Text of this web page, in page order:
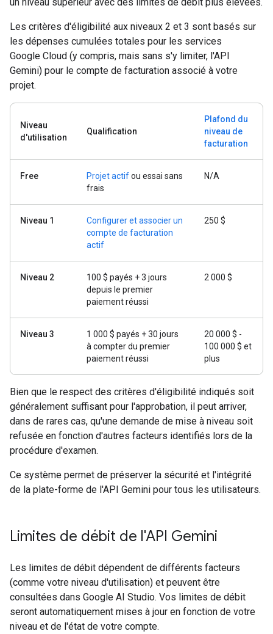
Les critères d'éligibilité aux niveaux 2 et 3 sont basés sur
les dépenses cumulées totales pour les services
Google Cloud (y compris, mais sans s'y limiter, l'API
Gemini) pour le compte de facturation associé à votre
projet.
Niveau
d'utilisation
Qualification
Plafond du
niveau de
facturation
Free Projet actifou essai sans
frais
N/A
Niveau 1
Configurer et associer un
compte de facturation
actif
250 $
Niveau 2
100 $ payés + 3 jours
depuis le premier
paiement réussi
2 000 $
Niveau 3
1 000 $ payés + 30 jours
à compter du premier
paiement réussi
20 000 $ -
100 000 $ et
plus
Bien que le respect des critères d'éligibilité indiqués soit
généralement suffisant pour l'approbation, il peut arriver,
dans de rares cas, qu'une demande de mise à niveau soit
refusée en fonction d'autres facteurs identifiés lors de la
procédure d'examen.
Ce système permet de préserver la sécurité et l'intégrité
de la plate-forme de l'API Gemini pour tous les utilisateurs.
Limites de débit de l'API Gemini
Les limites de débit dépendent de différents facteurs
(comme votre niveau d'utilisation) et peuvent être
consultées dans Google AI Studio. Vos limites de débit
seront automatiquement mises à jour en fonction de votre
niveau et de l'état de votre compte.